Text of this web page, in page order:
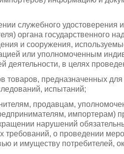
служебного удостоверения
органа государственного
и сооружения,
или уполномоченным
деятельности, в целях
товаров, предназначенных
испытаний;
продавцам,
импортерам)
нарушений
о проведении
и имуществу потребителей,